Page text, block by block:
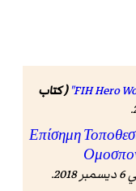
( كتاب
.
"Επίσημη
2018
.